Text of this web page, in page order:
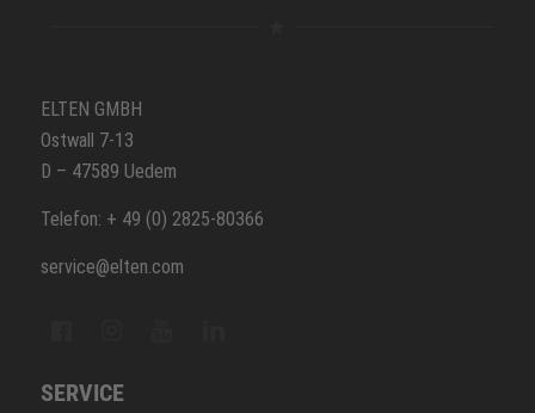
ELTEN GMBH
Ostwall 7-13
D – 47589 Uedem
Telefon: + 49 (0) 2825-80366
service@elten.com
SERVICE